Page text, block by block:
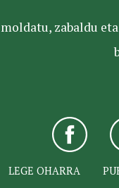
zabaldu
LEGE OHARRA